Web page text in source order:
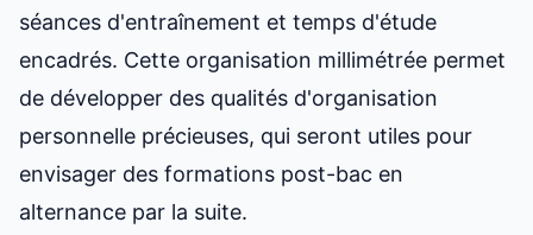
séances d'entraînement et temps d'étude
encadrés. Cette organisation millimétrée permet
de développer des qualités d'organisation
personnelle précieuses, qui seront utiles pour
envisager des formations post-bac en
alternance par la suite.